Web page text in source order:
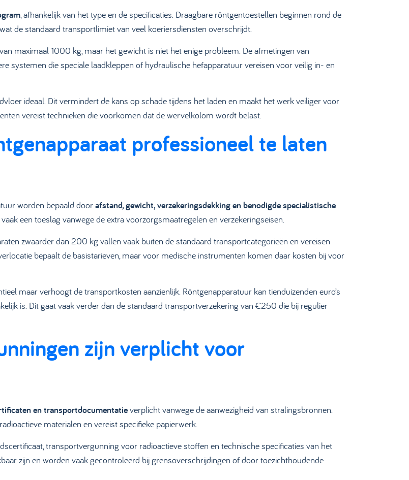
, afhankelijk van het type en de specificaties. Draagbare röntgentoestellen beginnen rond de
de standaard transportlimiet van veel koeriersdiensten overschrijdt.
maximaal 1000 kg, maar het gewicht is niet het enige probleem. De afmetingen van
systemen die speciale laadkleppen of hydraulische hefapparatuur vereisen voor veilig in- en
ideaal. Dit vermindert de kans op schade tijdens het laden en maakt het werk veiliger voor
vereist technieken die voorkomen dat de wervelkolom wordt belast.
professioneel te laten
worden bepaald doorafstand, gewicht, verzekeringsdekking en benodigde specialistische
een toeslag vanwege de extra voorzorgsmaatregelen en verzekeringseisen.
zwaarder dan 200 kg vallen vaak buiten de standaard transportcategorieën en vereisen
bepaalt de basistarieven, maar voor medische instrumenten komen daar kosten bij voor
maar verhoogt de transportkosten aanzienlijk. Röntgenapparatuur kan tienduizenden euro’s
is. Dit gaat vaak verder dan de standaard transportverzekering van €250 die bij regulier
zijn verplicht voor
en transportdocumentatieverplicht vanwege de aanwezigheid van stralingsbronnen.
materialen en vereist specifieke papierwerk.
transportvergunning voor radioactieve stoffen en technische specificaties van het
zijn en worden vaak gecontroleerd bij grensoverschrijdingen of door toezichthoudende